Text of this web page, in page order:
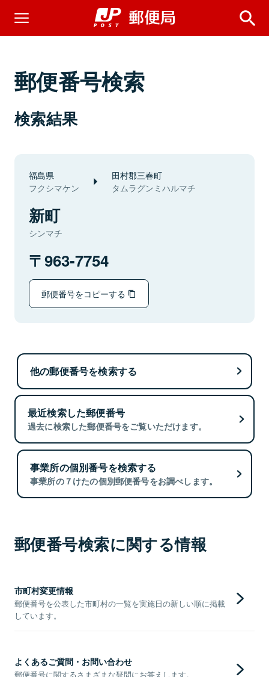
郵便番号検索
検索結果
福島県
フクシマケン
田村郡三春町
タムラグンミハルマチ
新町
シンマチ
963-7754
郵便番号をコピーする
他の郵便番号を検索する
最近検索した郵便番号
過去に検索した郵便番号をご覧いただけます。
事業所の個別番号を検索する
事業所の７けたの個別郵便番号をお調べします。
郵便番号検索に関する情報
市町村変更情報
郵便番号を公表した市町村の一覧を実施日の新しい順に掲載
しています。
よくあるご質問・お問い合わせ
郵便番号に関するさまざまな疑問にお答えします。